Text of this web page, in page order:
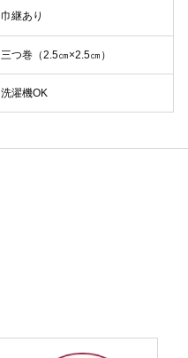
巾継あり
三つ巻（2.5㎝×2.5㎝）
洗濯機OK